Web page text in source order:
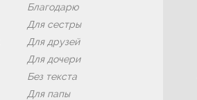
Благодарю
Для сестры
Для друзей
Для дочери
Без текста
Для папы